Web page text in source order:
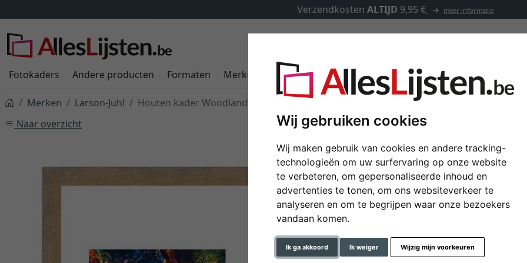
Wij gebruiken cookies
Wij maken gebruik van cookies en andere tracking-
technologieën om uw surfervaring op onze website
te verbeteren, om gepersonaliseerde inhoud en
advertenties te tonen, om ons websiteverkeer te
analyseren en om te begrijpen waar onze bezoekers
vandaan komen.
Ik ga akkoord Ik weiger Wijzig mijn voorkeuren
Verzendkosten ALTIJD 9,95 € meer informatie
Fotokaders Andere producten Formaten Merken Kaders op maat Passe-partouts Toebehoren
Merken Larson-Juhl
Houten kader Woodland II
Naar overzicht
Houten kader
formaat
kleur